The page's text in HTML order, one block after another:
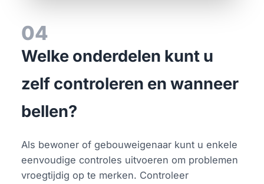
04
Welke onderdelen kunt u
zelf controleren en wanneer
bellen?
Als bewoner of gebouweigenaar kunt u enkele
eenvoudige controles uitvoeren om problemen
vroegtijdig op te merken. Controleer